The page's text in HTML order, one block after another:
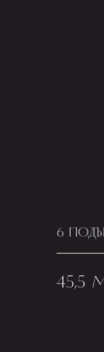
6
45,5